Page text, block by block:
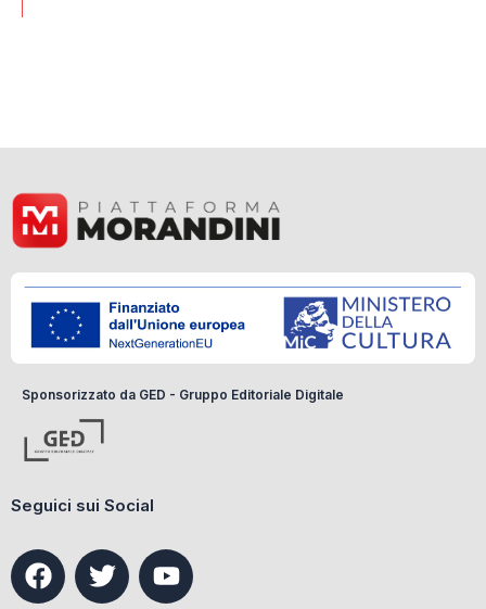
Sponsorizzato da GED - Gruppo Editoriale Digitale
Seguici sui Social
F
a
T
w
Y
o